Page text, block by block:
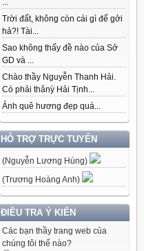
...
Trời đất, không còn cái gì để gởi
hả?! Tài...
Sao không thấy đề nào của Sở
GD và ...
Chào thầy Nguyễn Thanh Hải.
Có phải thânỳ Hải Tịnh...
Ảnh quê hương đẹp quá...
HỖ TRỢ TRỰC TUYẾN
(Nguyễn Lương Hùng)
(Trương Hoàng Anh)
ĐIỀU TRA Ý KIẾN
Các bạn thầy trang web của
chúng tôi thế nào?